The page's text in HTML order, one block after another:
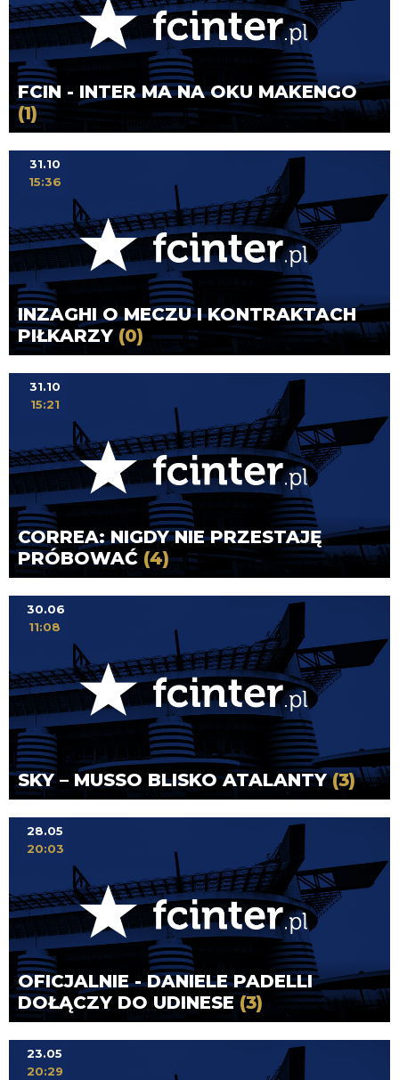
FCIN - INTER MA NA OKU MAKENGO
(1)
INZAGHI O MECZU I KONTRAKTACH
PIŁKARZY (0)
31.10
15:36
CORREA: NIGDY NIE PRZESTAJĘ
PRÓBOWAĆ (4)
31.10
15:21
SKY – MUSSO BLISKO ATALANTY(3)
30.06
11:08
OFICJALNIE - DANIELE PADELLI
DOŁĄCZY DO UDINESE(3)
28.05
20:03
23.05
20:29